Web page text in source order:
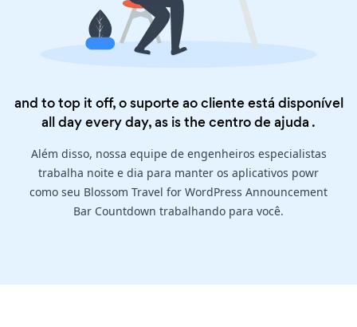
and to top it off, o suporte ao cliente está disponível
all day every day, as is thecentro de ajuda .
Além disso, nossa equipe de engenheiros especialistas
trabalha noite e dia para manter os aplicativos powr
como seu Blossom Travel for WordPress Announcement
Bar Countdown trabalhando para você.